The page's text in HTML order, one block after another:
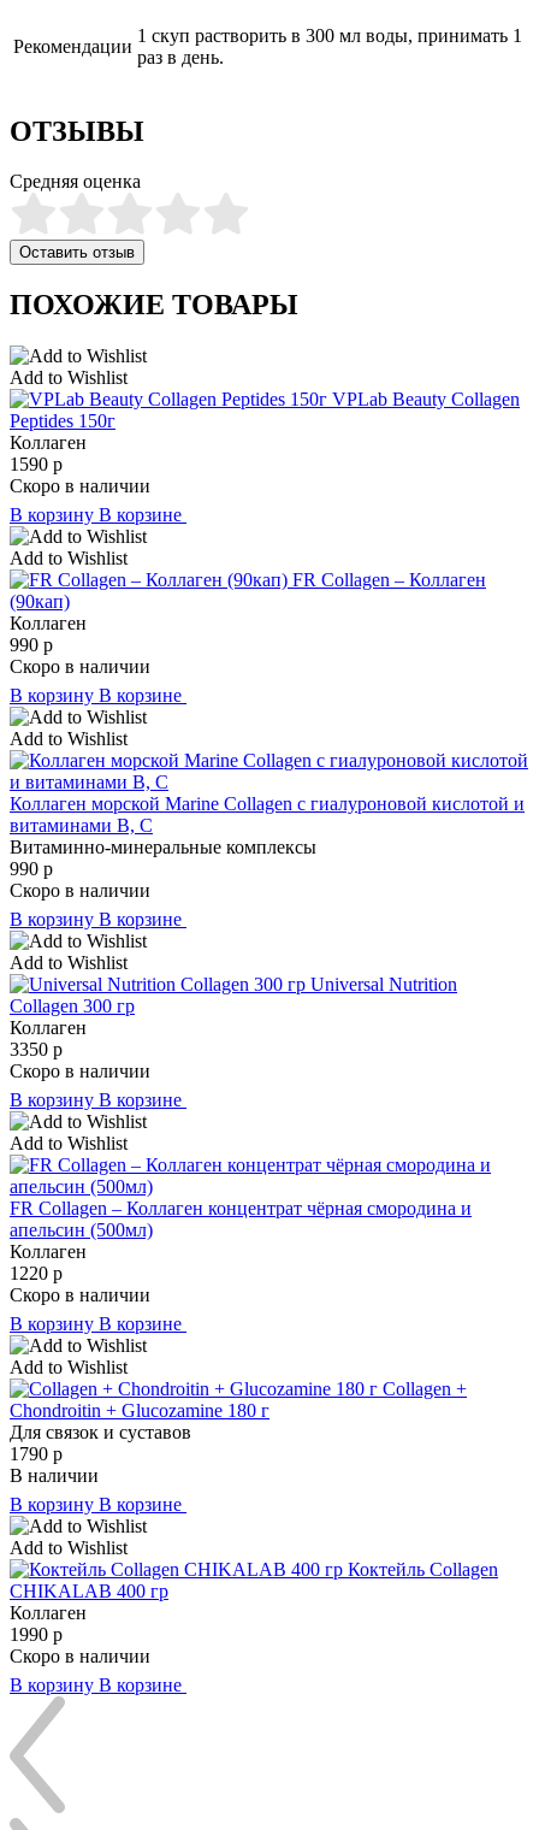
Рекомендации
1 скуп растворить в 300 мл воды, принимать 1
раз в день.
ОТЗЫВЫ
Средняя оценка
Оставить отзыв
ПОХОЖИЕ ТОВАРЫ
Add to Wishlist
VPLab Beauty Collagen
Peptides 150г
Коллаген
1590 р
Скоро в наличии
В корзину В корзине
Add to Wishlist
FR Collagen – Коллаген
(90кап)
Коллаген
990 р
Скоро в наличии
В корзину В корзине
Add to Wishlist
Коллаген морской Marine Collagen с гиалуроновой кислотой и
витаминами B, C
Витаминно-минеральные комплексы
990 р
Скоро в наличии
В корзину В корзине
Add to Wishlist
Universal Nutrition
Collagen 300 гр
Коллаген
3350 р
Скоро в наличии
В корзину В корзине
Add to Wishlist
FR Collagen – Коллаген концентрат чёрная смородина и
апельсин (500мл)
Коллаген
1220 р
Скоро в наличии
В корзину В корзине
Add to Wishlist
Collagen +
Chondroitin + Glucozamine 180 г
Для связок и суставов
1790 р
В наличии
В корзину В корзине
Add to Wishlist
Коктейль Collagen
CHIKALAB 400 гр
Коллаген
1990 р
Скоро в наличии
В корзину В корзине